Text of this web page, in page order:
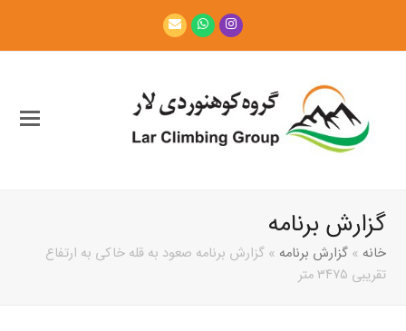
Instagram
Whatsapp
Email
گزارش برنامه
خانه »گزارش برنامه »گزارش برنامه صعود به قله خاکی به ارتفاع
تقریبی ۳۴۷۵ متر